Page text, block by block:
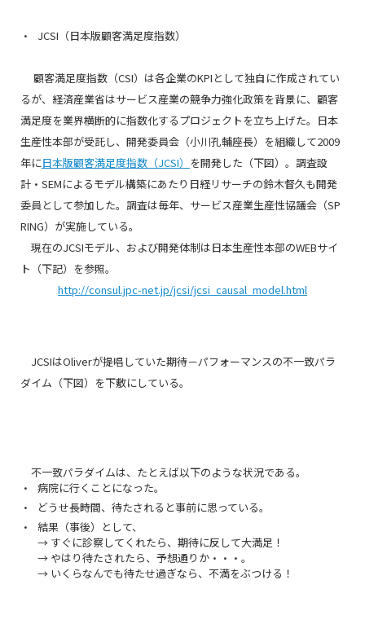
JCSI（日本版顧客満足度指数）
顧客満足度指数（CSI）は各企業のKPIとして独自に作成されてい
るが、経済産業省はサービス産業の競争力強化政策を背景に、顧客
満足度を業界横断的に指数化するプロジェクトを立ち上げた。日本
生産性本部が受託し、開発委員会（小川孔輔座長）を組織して2009
年に日本版顧客満足度指数（JCSI） を開発した（下図）。調査設
計・SEMによるモデル構築にあたり日経リサーチの鈴木督久も開発
委員として参加した。調査は毎年、サービス産業生産性協議会（SP
RING）が実施している。
現在のJCSIモデル、および開発体制は日本生産性本部のWEBサイ
ト（下記）を参照。
http://consul.jpc-net.jp/jcsi/jcsi_causal_model.html
JCSIはOliverが提唱していた期待－パフォーマンスの不一致パラ
ダイム（下図）を下敷にしている。
不一致パラダイムは、たとえば以下のような状況である。
病院に行くことになった。
どうせ長時間、待たされると事前に思っている。
結果（事後）として、
→ すぐに診察してくれたら、期待に反して大満足！
→ やはり待たされたら、予想通りか・・・。
→ いくらなんでも待たせ過ぎなら、不満をぶつける！